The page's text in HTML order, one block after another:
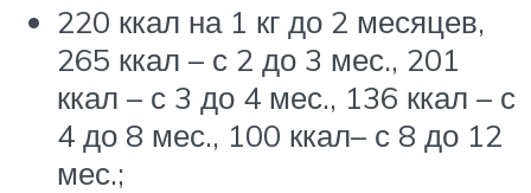
220 ккал на 1 кг до 2 месяцев,
265 ккал – с 2 до 3 мес., 201
ккал – с 3 до 4 мес., 136 ккал – с
4 до 8 мес., 100 ккал– с 8 до 12
мес.;